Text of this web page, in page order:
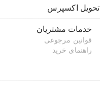
تحویل اکسپرس
خدمات مشتریان
قوانین مرجوعی
راهنمای خرید